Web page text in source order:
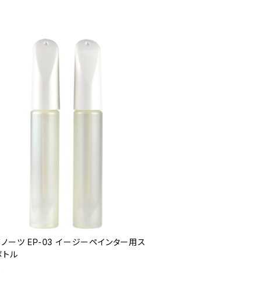
ノーツ EP-03 イージーペインター用ス
トル